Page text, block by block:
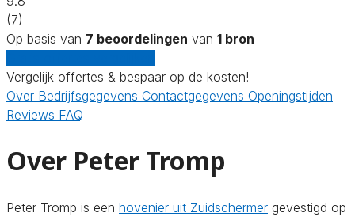
(7)
Op basis van 7 beoordelingen van 1 bron
Vergelijk offertes & bespaar op de kosten!
Over Bedrijfsgegevens Contactgegevens Openingstijden
Reviews FAQ
Over Peter Tromp
Peter Tromp is een hovenier uit Zuidschermer gevestigd op